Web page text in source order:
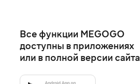
Все функции MEGOGO
доступны в приложениях
или в полной версии сайта